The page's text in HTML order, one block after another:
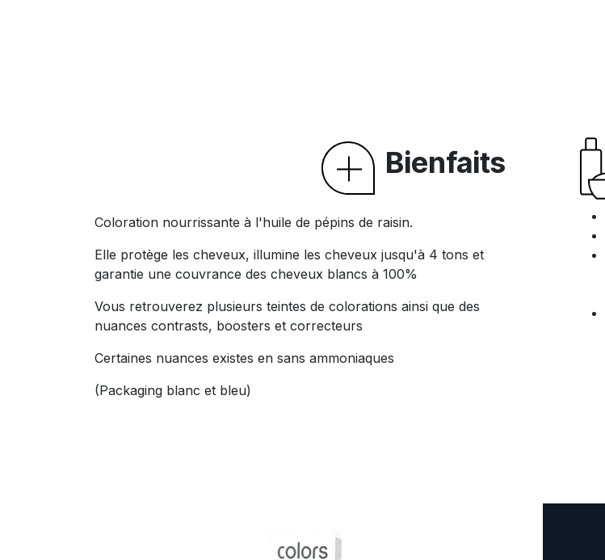
Bienfaits
Coloration nourrissante à l'huile de pépins de raisin.
Elle protège les cheveux, illumine les cheveux jusqu'à 4 tons et
garantie une couvrance des cheveux blancs à 100%
Vous retrouverez plusieurs teintes de colorations ainsi que des
nuances contrasts, boosters et correcteurs
Certaines nuances existes en sans ammoniaques
(Packaging blanc et bleu)